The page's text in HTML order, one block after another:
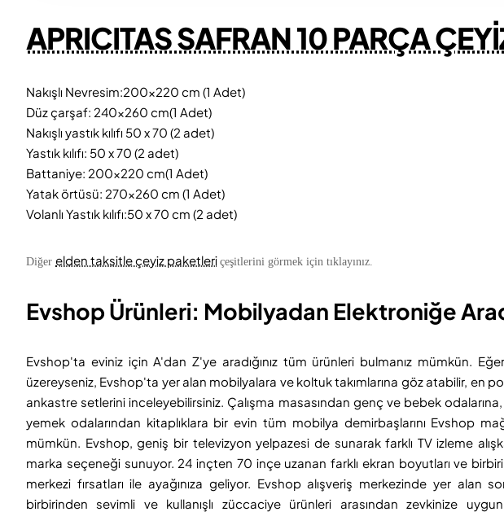
APRICITAS SAFRAN 10 PARÇA
Nakışlı Nevresim:200x220 cm (1 Adet)
Düz çarşaf: 240x260 cm(1 Adet)
Nakışlı yastık kılıfı 50 x 70 (2 adet)
Yastık kılıfı: 50 x 70 (2 adet)
Battaniye: 200x220 cm(1 Adet)
Yatak örtüsü: 270x260 cm (1 Adet)
Volanlı Yastık kılıfı:50 x 70 cm (2 adet)
Diğer elden taksitle çeyiz paketleri çeşitlerini görmek için tıklayınız.
Evshop Ürünleri: Mobilyadan Elektroniğe
Evshop'ta eviniz için A'dan Z'ye aradığınız tüm ürünleri bulmanız mümkün.
üzereyseniz, Evshop'ta yer alan mobilyalara ve koltuk takımlarına göz atabilir, en
ankastre setlerini inceleyebilirsiniz. Çalışma masasından genç ve bebek
yemek odalarından kitaplıklara bir evin tüm mobilya demirbaşlarını Evshop
mümkün. Evshop, geniş bir televizyon yelpazesi de sunarak farklı TV izleme
marka seçeneği sunuyor. 24 inçten 70 inçe uzanan farklı ekran boyutları ve
merkezi fırsatları ile ayağınıza geliyor. Evshop alışveriş merkezinde yer
birbirinden sevimli ve kullanışlı züccaciye ürünleri arasından zevkinize